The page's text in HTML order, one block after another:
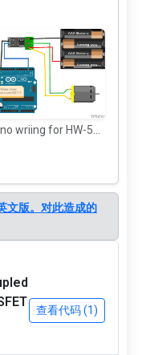
文版。对此造成的
查看代码 (1)